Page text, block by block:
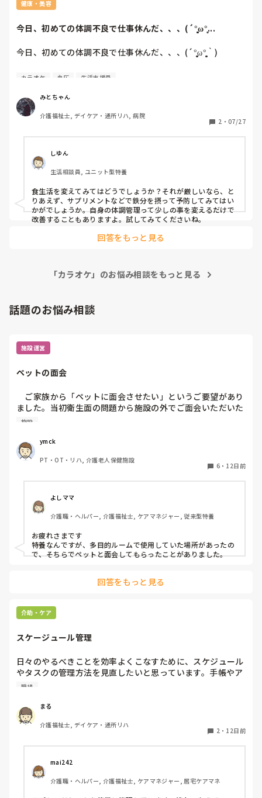
健康・美容
今日、初めての体調不良で仕事休んだ、、、(´°̥̥̥̥̥̥̥̥ω°̥̥...
今日、初めての体調不良で仕事休んだ、、、(´°̥̥̥̥̥̥̥̥ω°̥̥̥̥̥̥̥̥｀)
朝起きた瞬間から目眩と動悸がひどく、血圧がなかなか戻っ
体温は、36.8℃（普段から36.5℃以上、夏場の平均は
37.0℃前後）で、血圧は一回目が75 /48、2回目（30分）が
、、、低すぎん？(´・ω:;.:...
電話して、行く支度をしました。
以前の病院では地域の内科（循環器内科もある診療所）さん
で、低血圧と貧血の可能性が高いと、言われました。一過性
で数値が悪い場合は、生理食塩水と昇圧剤の入った薬を混ぜ
たものを点滴で打ったり、打っても低い数値とめまいが続き
ので、どこの受診科に行けば分からず、同じような病院が職
心電図検査をとったら、風邪でもコロナでもなく、低血圧か
れるのは、初めて）
点滴ではなく、採血とお注射で済みました。
後日、一日計測型心電図検査という、お胸にシールを貼っ
ことをするはめになりました。
そのことを指導者（直属の上司みたいな人）に相談したら、
た。
大好きの仕事がゆえに行けないのが辛い。
し訳ないな、利用者の方に申し訳ないなと一人寂しく泣いて
おります。
（実は、その日のレクリエーションがカラオケで、一緒に歌
おうねと約束した利用者の方がいました。）
明日、指導者の方になんて言おう。利用者の方になんて返事
を返そう、、、。まだ、心の整理が付きません。
カラオケ 血圧 生活支援員
みとちゃん
介護福祉士, デイケア・通所リハ, 病院
2 ・ 07/27
しゆん
生活相談員, ユニット型特養
食生活を変えてみてはどうでしょうか？それが厳しいなら、と
りあえず、サプリメントなどで鉄分を摂って予防してみてはい
かがでしょうか。自身の体調管理って少しの事を変えるだけで
改善することもありますよ。試してみてくださいね。
回答をもっと見る
「カラオケ」のお悩み相談をもっと見る
話題のお悩み相談
施設運営
ペットの面会
ご家族から「ペットに面会させたい」というご要望があり
ました。当初衛生面の問題から施設の外でご面会いただいた
のですが、段々と状態がかわりお看取り寸前となった際に
お願いしました。
ご本人にとっても大切なご家族かと思いますし、心情的に
はご対応したいのですが…。何か私共と別の方法で対応され
施設
ymck
PT・OT・リハ, 介護老人保健施設
6・ 12日前
よしママ
介護職・ヘルパー, 介護福祉士, ケアマネジャー, 従来型特養
お疲れさまです
特養なんですが、多目的ルームで使用していた場所があったの
で、そちらでペットと面会してもらったことがありました。
回答をもっと見る
介助・ケア
スケージュール管理
日々のやるべきことを効率よくこなすために、スケジュール
やタスクの管理方法を見直したいと思っています。手帳やア
プリ、チェックリストなど、みなさんが実践している工夫や
常のスケジュール調整をスムーズに行うためのコツは何です
か？
職場
まる
介護福祉士, デイケア・通所リハ
2・ 12日前
mai242
介護職・ヘルパー, 介護福祉士, ケアマネジャー, 居宅ケアマネ